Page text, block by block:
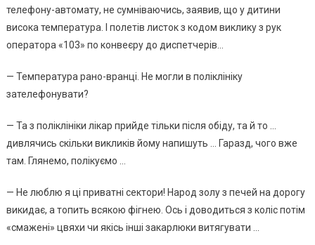
телефону-автомату, не сумніваючись, заявив, що у дитини
висока температура. І полетів листок з кодом виклику з рук
оператора «103» по конвеєру до диспетчерів…
— Температура рано-вранці. Не могли в поліклініку
зателефонувати?
— Та з поліклініки лікар прийде тільки після обіду, та й то …
дивлячись скільки викликів йому напишуть … Гаразд, чого вже
там. Глянемо, полікуємо …
— Не люблю я ці приватні сектори! Народ золу з печей на дорогу
викидає, а топить всякою фігнею. Ось і доводиться з коліс потім
«смажені» цвяхи чи якісь інші закарлюки витягувати …